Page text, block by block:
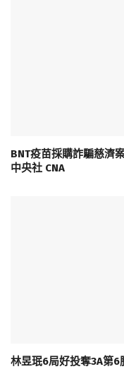
BNT疫苗採購詐騙慈
中央社 CNA
林昱珉6局好投奪3A第